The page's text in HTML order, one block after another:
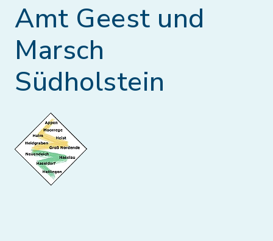
Amt Geest und
Marsch
Südholstein